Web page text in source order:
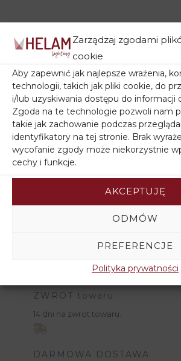
Zarządzaj zgodami
cookie
Aby zapewnić jak najlepsze wrażenia,
technologii, takich jak pliki cookie, do
i/lub uzyskiwania dostępu do informacji
Zgoda na te technologie pozwoli nam
takie jak zachowanie podczas
identyfikatory na tej stronie. Brak
wycofanie zgody może niekorzystnie
cechy i funkcje.
AKCEPTUJĘ
ODMÓW
PREFERENCJE
Polityka prywatności
Filtruj wg ceny
Filtruj wg stanu
ZWROT towaru
14 dni na zwrot towaru.
DARMOWA DOSTAWA